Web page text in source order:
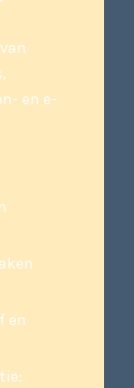
en e-
en